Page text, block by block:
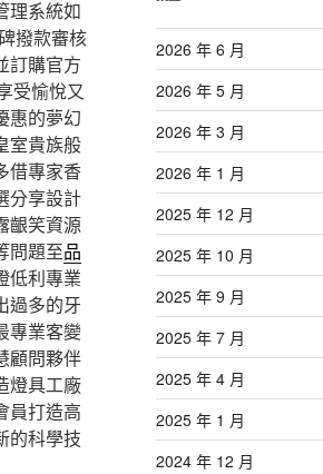
理系統如
撥款審核
訂購官方
受愉悅又
惠的夢幻
室貴族般
借專家香
分享設計
齦笑資源
問題至品
低利專業
過多的牙
專業客變
顧問夥伴
燈具工廠
員打造高
的科學技
2026 年 6 月
2026 年 5 月
2026 年 3 月
2026 年 1 月
2025 年 12 月
2025 年 10 月
2025 年 9 月
2025 年 7 月
2025 年 4 月
2025 年 1 月
2024 年 12 月